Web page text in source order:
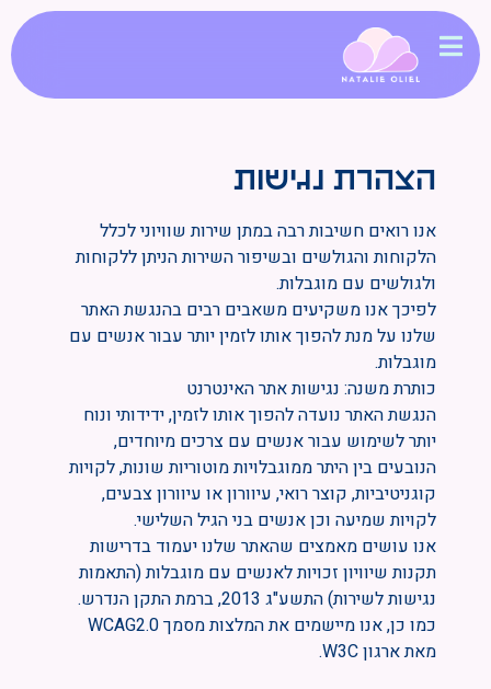
הצהרת נגישות
אנו רואים חשיבות רבה במתן שירות שוויוני לכלל
הלקוחות והגולשים ובשיפור השירות הניתן ללקוחות
ולגולשים עם מוגבלות.
לפיכך אנו משקיעים משאבים רבים בהנגשת האתר
שלנו על מנת להפוך אותו לזמין יותר עבור אנשים עם
מוגבלות.
כותרת משנה: נגישות אתר האינטרנט
הנגשת האתר נועדה להפוך אותו לזמין, ידידותי ונוח
יותר לשימוש עבור אנשים עם צרכים מיוחדים,
הנובעים בין היתר ממוגבלויות מוטוריות שונות, לקויות
קוגניטיביות, קוצר רואי, עיוורון או עיוורון צבעים,
לקויות שמיעה וכן אנשים בני הגיל השלישי.
אנו עושים מאמצים שהאתר שלנו יעמוד בדרישות
תקנות שיוויון זכויות לאנשים עם מוגבלות (התאמות
נגישות לשירות) התשע"ג 2013, ברמת התקן הנדרש.
כמו כן, אנו מיישמים את המלצות מסמך WCAG2.0
מאת ארגון W3C.